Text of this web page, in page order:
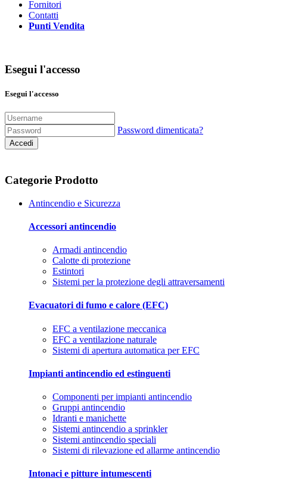
Fornitori
Contatti
Punti Vendita
Esegui l'accesso
Esegui l'accesso
Password dimenticata?
Accedi
Categorie Prodotto
Antincendio e Sicurezza
Accessori antincendio
Armadi antincendio
Calotte di protezione
Estintori
Sistemi per la protezione degli attraversamenti
Evacuatori di fumo e calore (EFC)
EFC a ventilazione meccanica
EFC a ventilazione naturale
Sistemi di apertura automatica per EFC
Impianti antincendio ed estinguenti
Componenti per impianti antincendio
Gruppi antincendio
Idranti e manichette
Sistemi antincendio a sprinkler
Sistemi antincendio speciali
Sistemi di rilevazione ed allarme antincendio
Intonaci e pitture intumescenti